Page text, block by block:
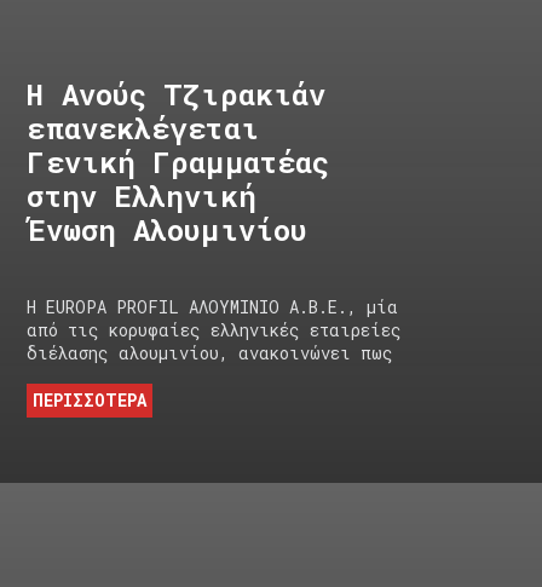
Η Ανούς Τζιρακιάν
επανεκλέγεται
Γενική Γραμματέας
στην Ελληνική
Ένωση Αλουμινίου
Η EUROPA PROFIL ΑΛΟΥΜΙΝΙΟ Α.Β.Ε., μία
από τις κορυφαίες ελληνικές εταιρείες
διέλασης αλουμινίου, ανακοινώνει πως
ΠΕΡΙΣΣΟΤΕΡΑ